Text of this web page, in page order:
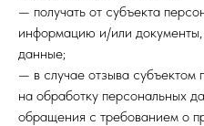
— получать от субъекта
информацию и/или
данные;
— в случае отзыва субъектом
на обработку персональных
обращения с требованием о